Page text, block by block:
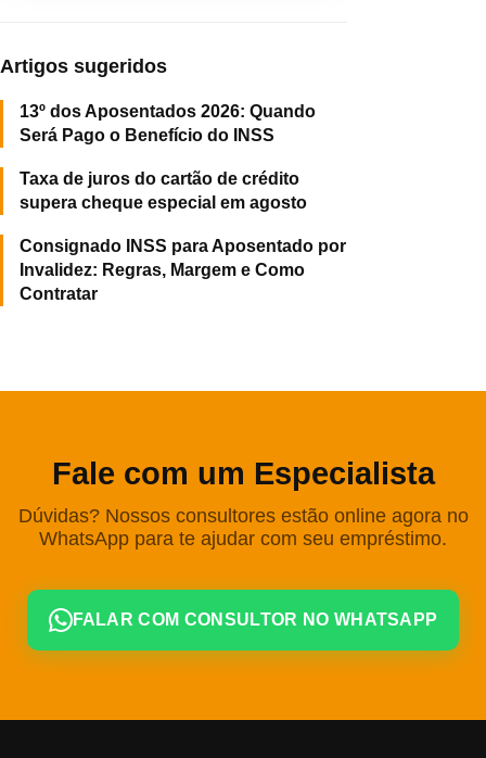
Artigos sugeridos
13º dos Aposentados 2026: Quando
Será Pago o Benefício do INSS
Taxa de juros do cartão de crédito
supera cheque especial em agosto
Consignado INSS para Aposentado por
Invalidez: Regras, Margem e Como
Contratar
Fale com um Especialista
Dúvidas? Nossos consultores estão online agora no
WhatsApp para te ajudar com seu empréstimo.
FALAR COM CONSULTOR NO WHATSAPP